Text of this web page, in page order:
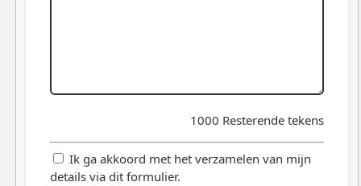
1000 Resterende tekens
Ik ga akkoord met het verzamelen van mijn
details via dit formulier.